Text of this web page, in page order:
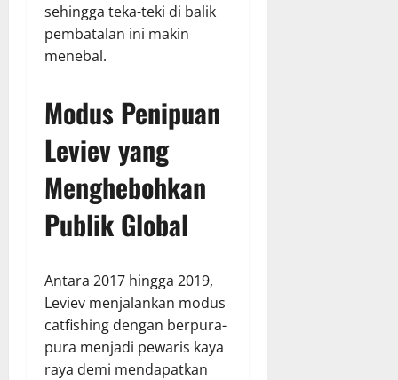
sehingga teka-teki di balik
pembatalan ini makin
menebal.
Modus Penipuan
Leviev yang
Menghebohkan
Publik Global
Antara 2017 hingga 2019,
Leviev menjalankan modus
catfishing dengan berpura-
pura menjadi pewaris kaya
raya demi mendapatkan